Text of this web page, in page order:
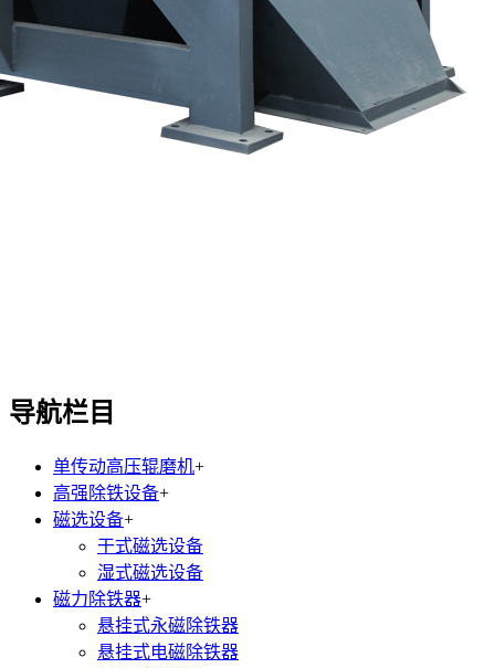
导航栏目
单传动高压辊磨机+
高强除铁设备+
磁选设备+
干式磁选设备
湿式磁选设备
磁力除铁器+
悬挂式永磁除铁器
悬挂式电磁除铁器